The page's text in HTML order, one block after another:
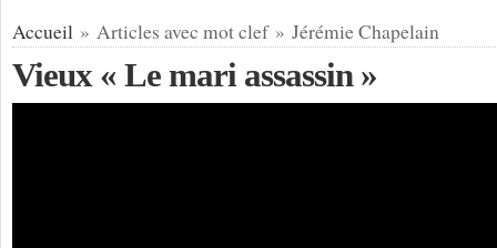
Accueil » Articles avec mot clef » Jérémie Chapelain
Vieux « Le mari assassin »